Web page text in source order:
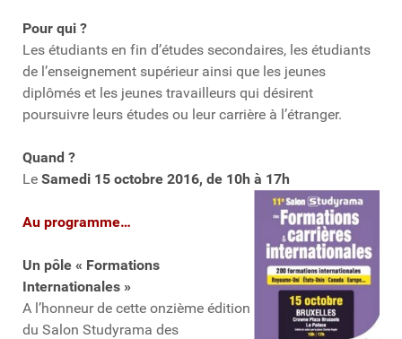
Pour qui ?
Les étudiants en fin d’études secondaires, les étudiants
de l’enseignement supérieur ainsi que les jeunes
diplômés et les jeunes travailleurs qui désirent
poursuivre leurs études ou leur carrière à l’étranger.
Quand ?
Le Samedi 15 octobre 2016, de 10h à 17h
Au programme…
Un pôle « Formations
Internationales »
A l’honneur de cette onzième édition
du Salon Studyrama des